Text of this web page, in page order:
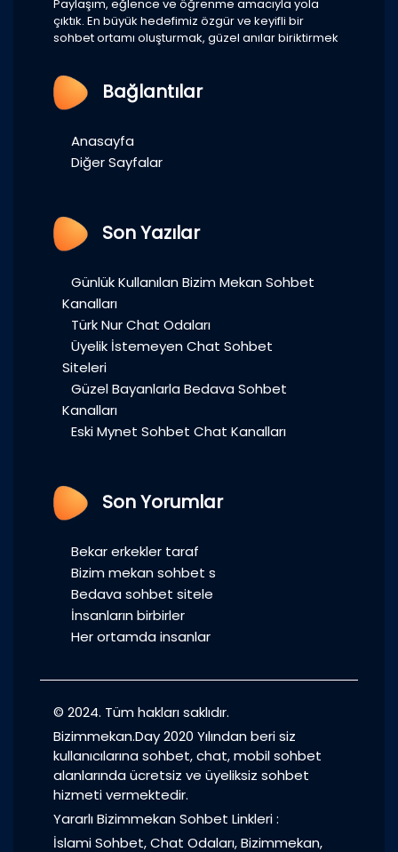
Paylaşım, eğlence ve öğrenme amacıyla yola
çıktık. En büyük hedefimiz özgür ve keyifli bir
sohbet ortamı oluşturmak, güzel anılar biriktirmek
Bağlantılar
Anasayfa
Diğer Sayfalar
Son Yazılar
Günlük Kullanılan Bizim Mekan Sohbet
Kanalları
Türk Nur Chat Odaları
Üyelik İstemeyen Chat Sohbet
Siteleri
Güzel Bayanlarla Bedava Sohbet
Kanalları
Eski Mynet Sohbet Chat Kanalları
Son Yorumlar
Bekar erkekler taraf
Bizim mekan sohbet s
Bedava sohbet sitele
İnsanların birbirler
Her ortamda insanlar
© 2024. Tüm hakları saklıdır.
Bizimmekan.Day 2020 Yılından beri siz
kullanıcılarına sohbet, chat, mobil sohbet
alanlarında ücretsiz ve üyeliksiz sohbet
hizmeti vermektedir.
Yararlı Bizimmekan Sohbet Linkleri :
İslami Sohbet,Chat Odaları,Bizimmekan,